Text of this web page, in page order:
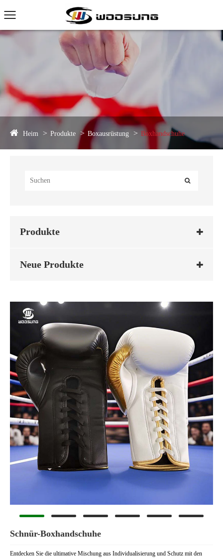
Heim Produkte Boxausrüstung Boxhandschuhe
Produkte
Neue Produkte
Schnür-Boxhandschuhe
Entdecken Sie die ultimative Mischung aus Individualisierung und Schutz mit den